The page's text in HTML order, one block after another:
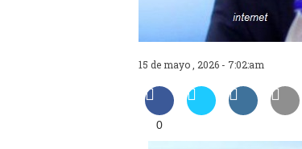
15 de mayo , 2026 - 7:02:am
0